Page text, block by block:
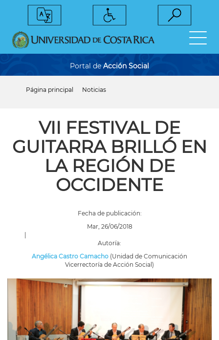
Portal de Acción Social
navegación
Página principal Noticias
VII FESTIVAL DE
GUITARRA BRILLÓ EN
LA REGIÓN DE
OCCIDENTE
Fecha de publicación:
Mar, 26/06/2018
|
Autoría:
Angélica Castro Camacho (Unidad de Comunicación
Vicerrectoría de Acción Social)